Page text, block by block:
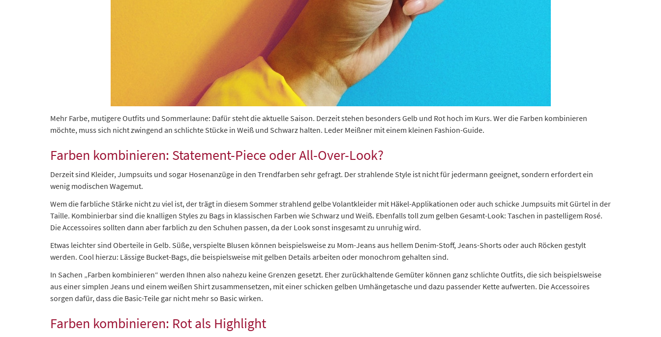
Mehr Farbe, mutigere Outfits und Sommerlaune: Dafür steht die aktuelle Saison. Derzeit stehen besonders Gelb und Rot hoch im Kurs. Wer die Farben kombinieren
möchte, muss sich nicht zwingend an schlichte Stücke in Weiß und Schwarz halten. Leder Meißner mit einem kleinen Fashion-Guide.
Farben kombinieren: Statement-Piece oder All-Over-Look?
Derzeit sind Kleider, Jumpsuits und sogar Hosenanzüge in den Trendfarben sehr gefragt. Der strahlende Style ist nicht für jedermann geeignet, sondern erfordert ein
wenig modischen Wagemut.
Wem die farbliche Stärke nicht zu viel ist, der trägt in diesem Sommer strahlend gelbe Volantkleider mit Häkel-Applikationen oder auch schicke Jumpsuits mit Gürtel in der
Taille. Kombinierbar sind die knalligen Styles zu Bags in klassischen Farben wie Schwarz und Weiß. Ebenfalls toll zum gelben Gesamt-Look: Taschen in pastelligem Rosé.
Die Accessoires sollten dann aber farblich zu den Schuhen passen, da der Look sonst insgesamt zu unruhig wird.
Etwas leichter sind Oberteile in Gelb. Süße, verspielte Blusen können beispielsweise zu Mom-Jeans aus hellem Denim-Stoff, Jeans-Shorts oder auch Röcken gestylt
werden. Cool hierzu: Lässige Bucket-Bags, die beispielsweise mit gelben Details arbeiten oder monochrom gehalten sind.
In Sachen „Farben kombinieren“ werden Ihnen also nahezu keine Grenzen gesetzt. Eher zurückhaltende Gemüter können ganz schlichte Outfits, die sich beispielsweise
aus einer simplen Jeans und einem weißen Shirt zusammensetzen, mit einer schicken gelben Umhängetasche und dazu passender Kette aufwerten. Die Accessoires
sorgen dafür, dass die Basic-Teile gar nicht mehr so Basic wirken.
Farben kombinieren: Rot als Highlight